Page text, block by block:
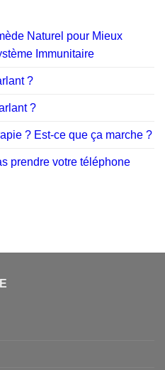
Naturel pour Mieux
Immunitaire
?
?
? Est-ce que ça marche ?
prendre votre téléphone